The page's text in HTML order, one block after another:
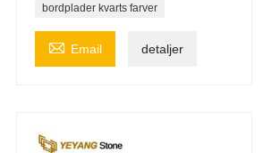
bordplader kvarts farver
 Email detaljer